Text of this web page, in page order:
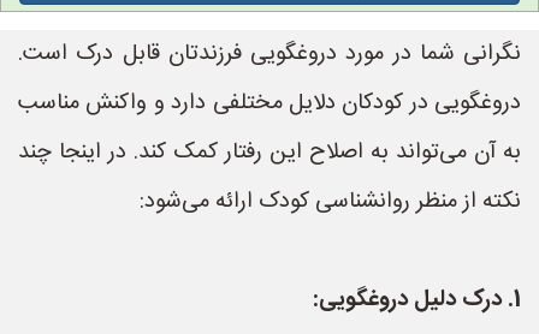
نگرانی شما در مورد دروغگویی فرزندتان قابل درک است.
دروغگویی در کودکان دلایل مختلفی دارد و واکنش مناسب
به آن می‌تواند به اصلاح این رفتار کمک کند. در اینجا چند
نکته از منظر روانشناسی کودک ارائه می‌شود:
1. درک دلیل دروغگویی: